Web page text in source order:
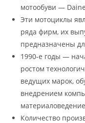
мотообуви —
Эти мотоциклы
ряда фирм, их
предназначены
1990-е годы —
ростом
ведущих марок,
внедрением
Количество